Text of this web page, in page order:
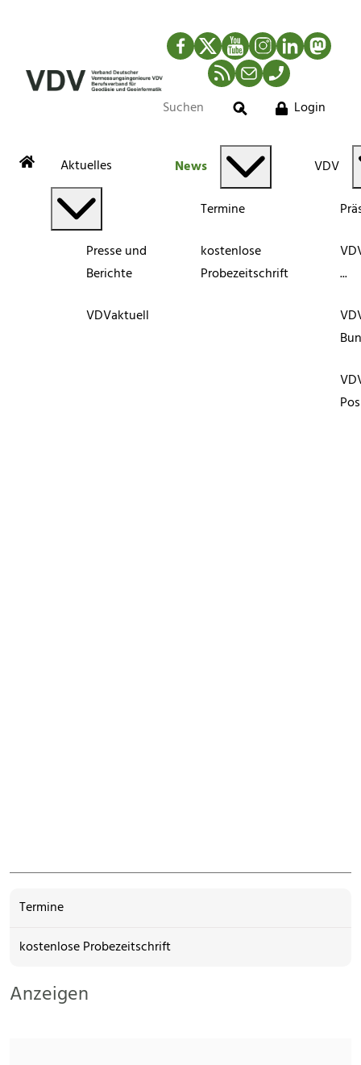
Facebook
TwitterYouTubeInstagram
LinkedIn
RSS-Newsfeed
MailTelefon
Suche
Login
Aktuelles
Presse und
Berichte
VDVaktuell
News
Termine
kostenlose
Probezeitschrift
VDV
...
Termine
kostenlose Probezeitschrift
Anzeigen